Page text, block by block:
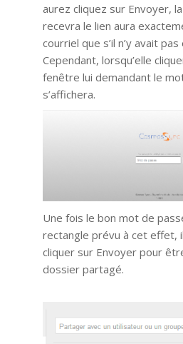
aurez cliquez sur Envoyer,
recevra le lien aura
courriel que s’il n’y avait
Cependant, lorsqu’elle
fenêtre lui demandant le
s’affichera.
Une fois le bon mot de
rectangle prévu à cet effet,
cliquer sur Envoyer pour
dossier partagé.